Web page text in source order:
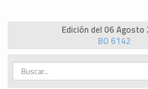
Edición del 06 Agosto
BO 6142